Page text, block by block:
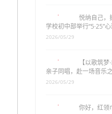
悦纳自己
学校初中部举行“5·25”
2026/05/29
【以歌筑
亲子同唱，赴一场音乐
2026/05/29
你好，红领